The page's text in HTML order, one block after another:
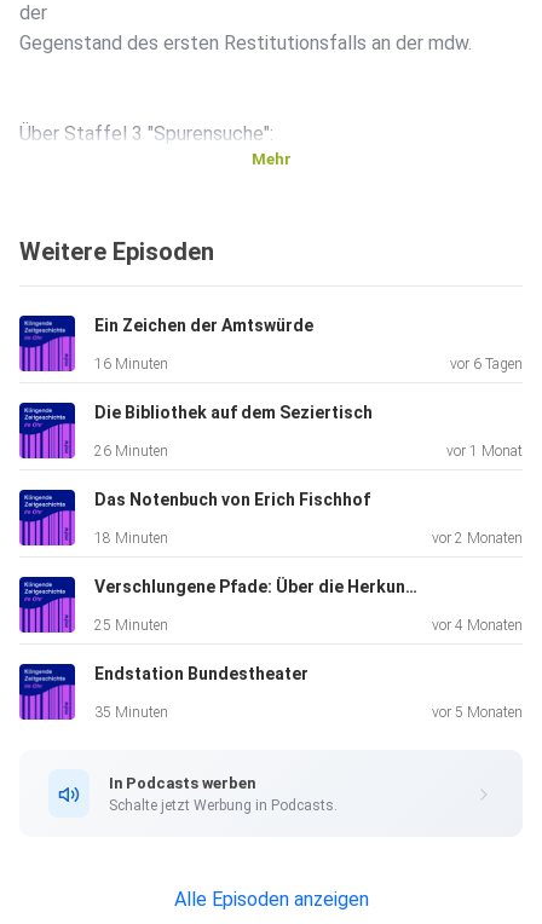
der
Gegenstand des ersten Restitutionsfalls an der mdw.
Über Staffel 3 "Spurensuche":
begeben wir uns auf Spurensuche. Unser Ausgangspunkt
wiederum das Archiv der mdw, der Universität für Musik und
darstellende Kunst Wien.
In unserem Archiv schlummern viele Geschichten, die
entdeckt und erzählt zu werden. In den drei Kapiteln
unserer
Jahrzehnte
hinweg verloren ging; um ein Klavier, das während der NS-
geraubt wurde; und um eine prachtvolle Rektorskette, die
in den
Mehr
Weitere Episoden
Ein Zeichen der Amtswürde
16 Minuten vor 6 Tagen
Die Bibliothek auf dem Seziertisch
26 Minuten vor 1 Monat
Das Notenbuch von Erich Fischhof
18 Minuten vor 2 Monaten
Verschlungene Pfade: Über die Herkunft geraubter Kunst- und Kulturgüter
25 Minuten vor 4 Monaten
Endstation Bundestheater
35 Minuten vor 5 Monaten
In Podcasts werben
Schalte jetzt Werbung in Podcasts.
Alle Episoden anzeigen